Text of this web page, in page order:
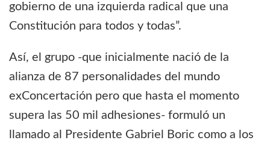
gobierno de una izquierda radical que una
Constitución para todos y todas”.
Así, el grupo -que inicialmente nació de la
alianza de 87 personalidades del mundo
exConcertación pero que hasta el momento
supera las 50 mil adhesiones- formuló un
llamado al Presidente Gabriel Boric como a los